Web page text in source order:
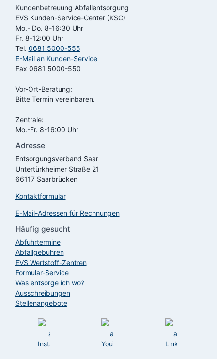
Kundenbetreuung Abfallentsorgung
EVS Kunden-Service-Center (KSC)
Mo.- Do. 8-16:30 Uhr
Fr. 8-12:00 Uhr
Tel. 0681 5000-555
E-Mail an Kunden-Service
Fax 0681 5000-550
Vor-Ort-Beratung:
Bitte Termin vereinbaren.
Zentrale:
Mo.-Fr. 8-16:00 Uhr
Adresse
Entsorgungsverband Saar
Untertürkheimer Straße 21
66117 Saarbrücken
Kontaktformular
E-Mail-Adressen für Rechnungen
Häufig gesucht
Abfuhrtermine
Abfallgebühren
EVS Wertstoff-Zentren
Formular-Service
Was entsorge ich wo?
Ausschreibungen
Stellenangebote